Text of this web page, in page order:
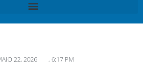
22, 2026 , 6:17 PM